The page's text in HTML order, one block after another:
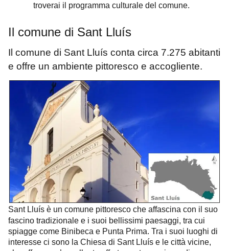
troverai il programma culturale del comune.
Il comune di Sant Lluís
Il comune di Sant Lluís conta circa 7.275 abitanti
e offre un ambiente pittoresco e accogliente.
Sant Lluís è un comune pittoresco che affascina con il suo
fascino tradizionale e i suoi bellissimi paesaggi, tra cui
spiagge come Binibeca e Punta Prima. Tra i suoi luoghi di
interesse ci sono la Chiesa di Sant Lluís e le città vicine,